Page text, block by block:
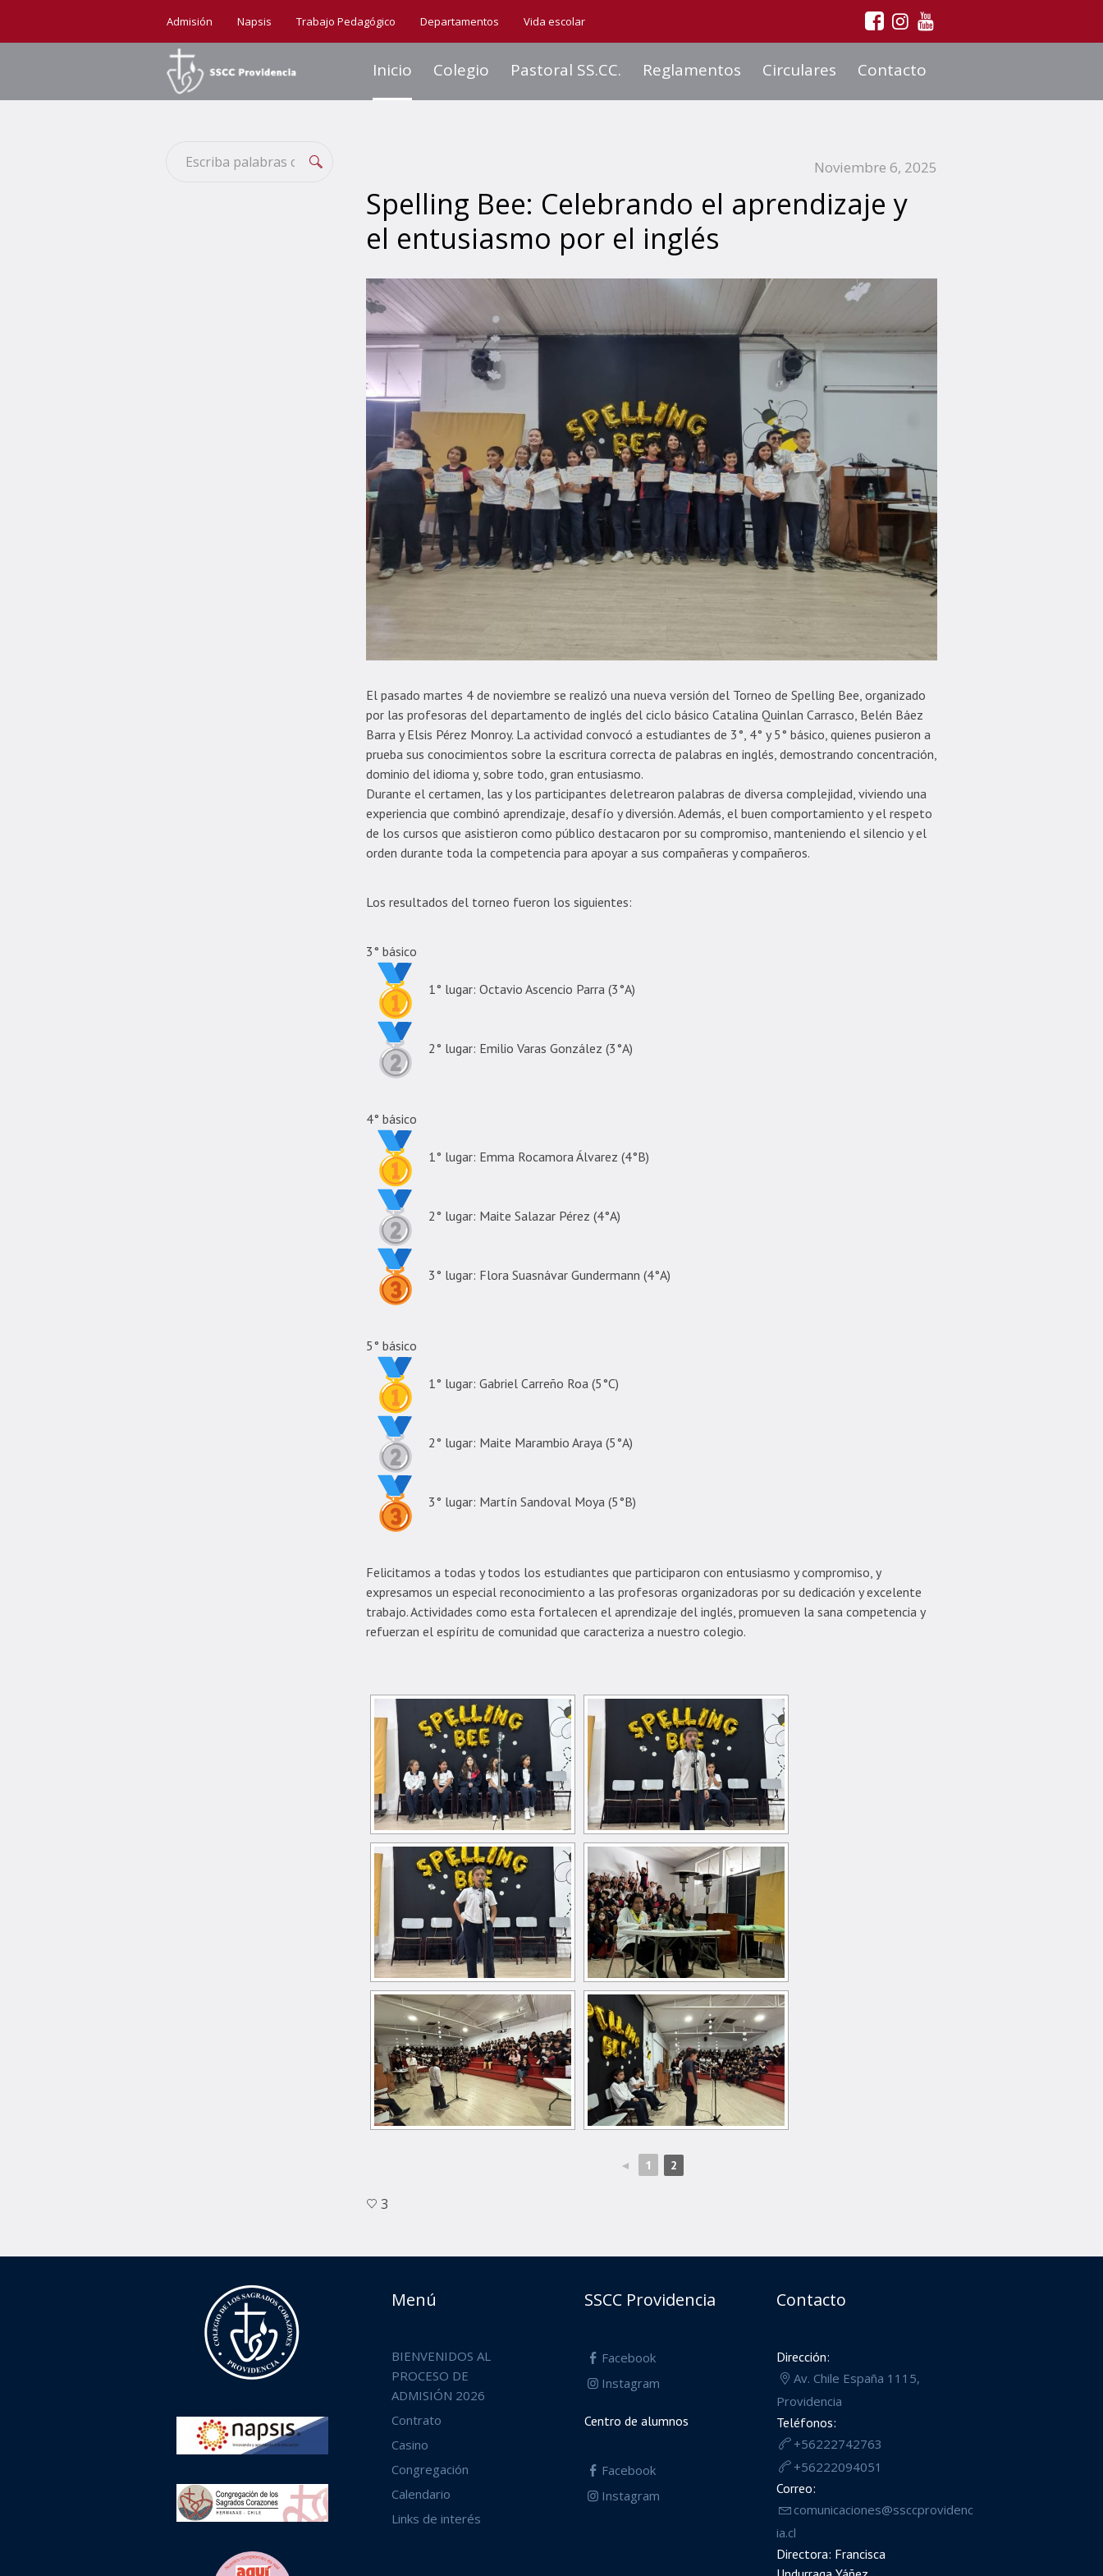
Admisión Napsis Trabajo Pedagógico Departamentos Vida escolar
Inicio Colegio Pastoral SS.CC. Reglamentos Circulares Contacto
Noviembre 6, 2025
Spelling Bee: Celebrando el aprendizaje y
el entusiasmo por el inglés
El pasado martes 4 de noviembre se realizó una nueva versión del Torneo de Spelling Bee, organizado
por las profesoras del departamento de inglés del ciclo básico Catalina Quinlan Carrasco, Belén Báez
Barra y Elsis Pérez Monroy. La actividad convocó a estudiantes de 3°, 4° y 5° básico, quienes pusieron a
prueba sus conocimientos sobre la escritura correcta de palabras en inglés, demostrando concentración,
dominio del idioma y, sobre todo, gran entusiasmo.
Durante el certamen, las y los participantes deletrearon palabras de diversa complejidad, viviendo una
experiencia que combinó aprendizaje, desafío y diversión. Además, el buen comportamiento y el respeto
de los cursos que asistieron como público destacaron por su compromiso, manteniendo el silencio y el
orden durante toda la competencia para apoyar a sus compañeras y compañeros.
Los resultados del torneo fueron los siguientes:
3° básico
1° lugar: Octavio Ascencio Parra (3°A)
2° lugar: Emilio Varas González (3°A)
4° básico
1° lugar: Emma Rocamora Álvarez (4°B)
2° lugar: Maite Salazar Pérez (4°A)
3° lugar: Flora Suasnávar Gundermann (4°A)
5° básico
1° lugar: Gabriel Carreño Roa (5°C)
2° lugar: Maite Marambio Araya (5°A)
3° lugar: Martín Sandoval Moya (5°B)
Felicitamos a todas y todos los estudiantes que participaron con entusiasmo y compromiso, y
expresamos un especial reconocimiento a las profesoras organizadoras por su dedicación y excelente
trabajo. Actividades como esta fortalecen el aprendizaje del inglés, promueven la sana competencia y
refuerzan el espíritu de comunidad que caracteriza a nuestro colegio.
◄ 1 2
3
Menú
BIENVENIDOS AL
PROCESO DE
ADMISIÓN 2026
Contrato
Casino
Congregación
Calendario
Links de interés
SSCC Providencia
Facebook
Instagram
Centro de alumnos
Facebook
Instagram
Contacto
Dirección:
Av. Chile España 1115,
Providencia
Teléfonos:
+56222742763
+56222094051
Correo:
comunicaciones@ssccprovidenc
ia.cl
Directora: Francisca